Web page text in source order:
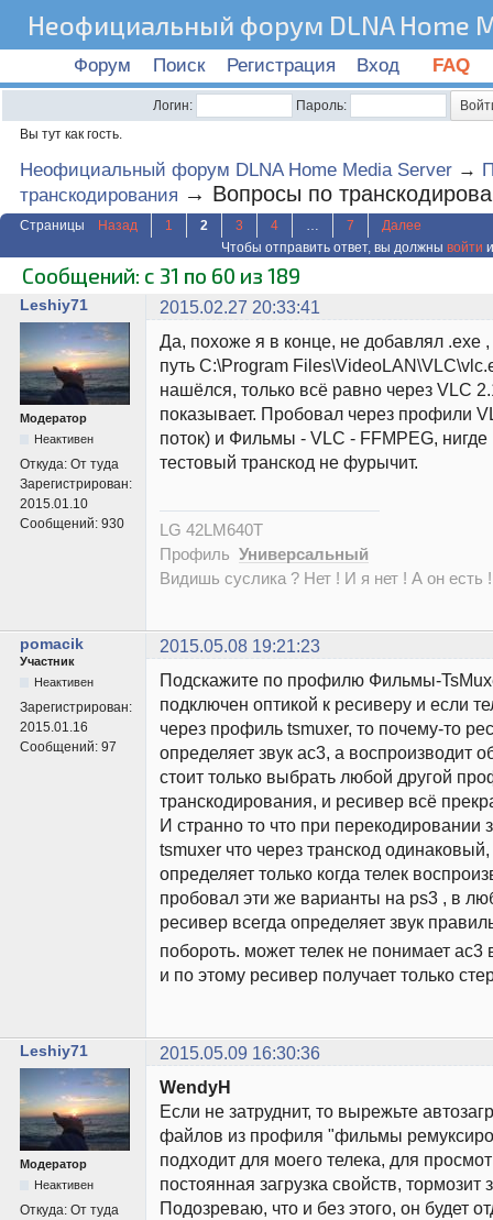
Неофициальный форум DLNA Home
Форум Поиск Регистрация Вход FAQ
Логин:
Пароль:
Вы тут как гость.
Неофициальный форум DLNA Home Media Server →
транскодирования → Вопросы по
Страницы Назад 1 2 3 4 … 7
Далее
Чтобы отправить ответ, вы должны войти
Сообщений: с 31 по 60 из 189
Leshiy71 2015.02.27 20:33:41
Модератор
Неактивен
Откуда: От туда
Зарегистрирован:
2015.01.10
Сообщений: 930
Да, похоже я в конце, не добавлял .exe ,
путь C:\Program
нашёлся, только всё равно через VLC
показывает. Пробовал через профили
поток) и Фильмы - VLC - FFMPEG, нигде
тестовый транскод не фурычит.
LG 42LM640T
Профиль Универсальный
Видишь суслика ? Нет ! И я нет ! А он есть
pomacik 2015.05.08 19:21:23
Участник
Неактивен
Зарегистрирован:
2015.01.16
Сообщений: 97
Подскажите по профилю Фильмы-
подключен оптикой к ресиверу и если
через профиль tsmuxer, то почему-то
определяет звук ac3, а воспроизводит
стоит только выбрать любой другой
транскодирования, и ресивер всё
И странно то что при перекодировании
tsmuxer что через транскод
определяет только когда телек
пробовал эти же варианты на ps3 , в
ресивер всегда определяет звук
побороть. может телек не понимает ac3
и по этому ресивер получает только
Leshiy71 2015.05.09 16:30:36
Модератор
Неактивен
Откуда: От туда
WendyH
Если не затруднит, то вырежьте
файлов из профиля "фильмы
подходит для моего телека, для
постоянная загрузка свойств, тормозит
Подозреваю, что и без этого, он будет